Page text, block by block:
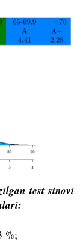
test sinovi
%;